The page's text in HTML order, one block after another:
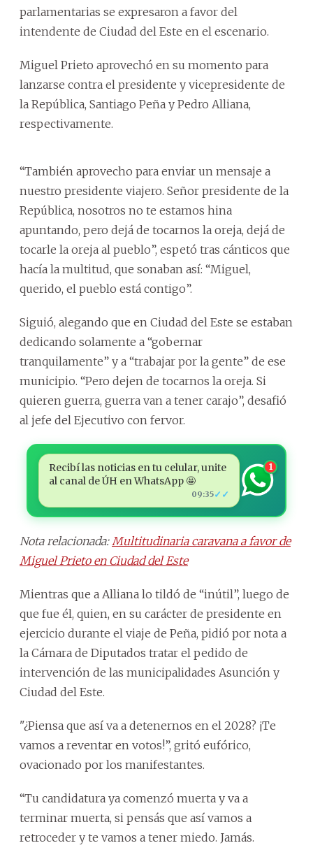
parlamentarias se expresaron a favor del
intendente de Ciudad del Este en el escenario.
Miguel Prieto aprovechó en su momento para
lanzarse contra el presidente y vicepresidente de
la República, Santiago Peña y Pedro Alliana,
respectivamente.
“También aprovecho para enviar un mensaje a
nuestro presidente viajero. Señor presidente de la
República, nosotros no te estamos hina
apuntando, pero dejá de tocarnos la oreja, dejá de
tocarle la oreja al pueblo”, espetó tras cánticos que
hacía la multitud, que sonaban así: “Miguel,
querido, el pueblo está contigo”.
Siguió, alegando que en Ciudad del Este se estaban
dedicando solamente a “gobernar
tranquilamente” y a “trabajar por la gente” de ese
municipio. “Pero dejen de tocarnos la oreja. Si
quieren guerra, guerra van a tener carajo”, desafió
al jefe del Ejecutivo con fervor.
Recibí las noticias en tu celular, unite
al canal de ÚH en WhatsApp 🤩
09:35✓✓
1
Nota relacionada: Multitudinaria caravana a favor de
Miguel Prieto en Ciudad del Este
Mientras que a Alliana lo tildó de “inútil”, luego de
que fue él, quien, en su carácter de presidente en
ejercicio durante el viaje de Peña, pidió por nota a
la Cámara de Diputados tratar el pedido de
intervención de las municipalidades Asunción y
Ciudad del Este.
"¿Piensa que así va a detenernos en el 2028? ¡Te
vamos a reventar en votos!”, gritó eufórico,
ovacionado por los manifestantes.
“Tu candidatura ya comenzó muerta y va a
terminar muerta, si pensás que así vamos a
retroceder y te vamos a tener miedo. Jamás.